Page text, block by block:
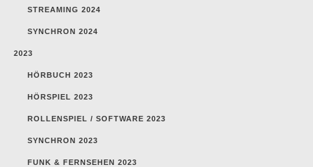
STREAMING 2024
SYNCHRON 2024
2023
HÖRBUCH 2023
HÖRSPIEL 2023
ROLLENSPIEL / SOFTWARE 2023
SYNCHRON 2023
FUNK & FERNSEHEN 2023